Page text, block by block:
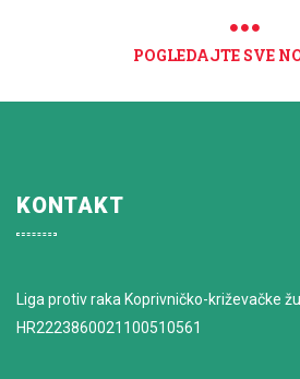
POGLEDAJTE SVE
KONTAKT
Liga protiv raka Koprivničko-križevačke
HR2223860021100510561